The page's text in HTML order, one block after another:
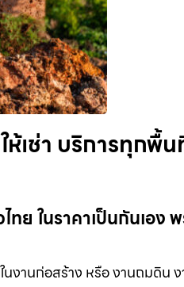
ห้เช่า บริการทุกพื้
ทย ในราคาเป็นกันเอง
ในงานก่อสร้าง หรือ งานถมดิน